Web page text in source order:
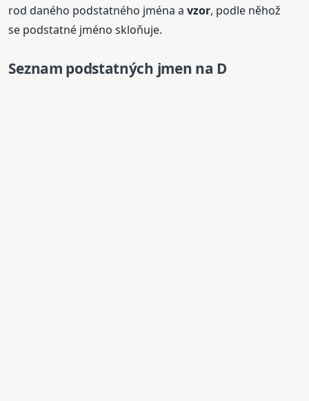
rod daného podstatného jména avzor, podle něhož
se podstatné jméno skloňuje.
Seznam podstatných jmen na D